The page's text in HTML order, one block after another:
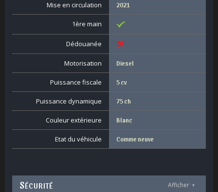
Mise en circulation 2021
1ère main
Dédouanée
Motorisation Diesel
Puissance fiscale 5 cv
Puissance dynamique 75 ch
Couleur extérieure Blanc
Etat du véhicule Comme neuve
SÉCURITÉ Afficher +